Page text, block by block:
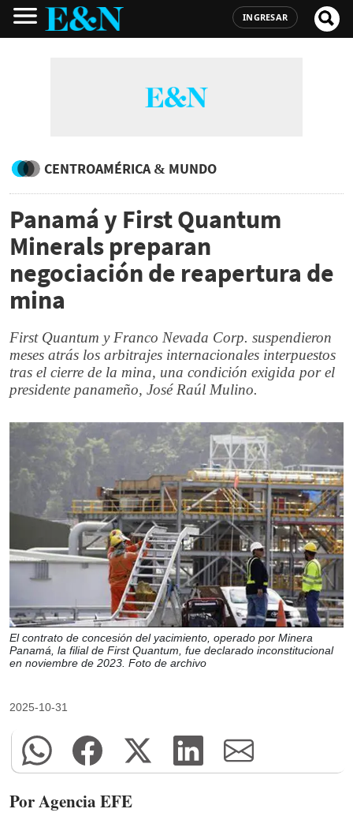
INGRESAR
CENTROAMÉRICA & MUNDO
Panamá y First Quantum
Minerals preparan
negociación de reapertura de
mina
First Quantum y Franco Nevada Corp. suspendieron
meses atrás los arbitrajes internacionales interpuestos
tras el cierre de la mina, una condición exigida por el
presidente panameño, José Raúl Mulino.
El contrato de concesión del yacimiento, operado por Minera
Panamá, la filial de First Quantum, fue declarado inconstitucional
en noviembre de 2023. Foto de archivo
2025-10-31
Por Agencia EFE